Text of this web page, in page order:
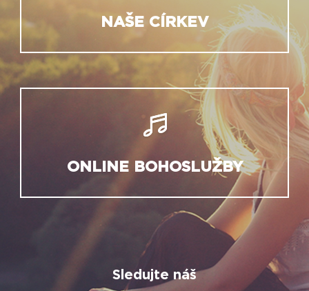
NAŠE CÍRKEV
ONLINE BOHOSLUŽBY
Sledujte náš